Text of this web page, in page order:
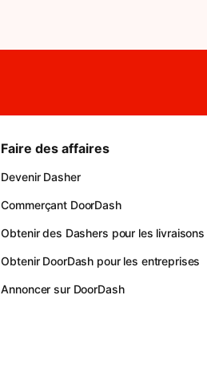
Faire des affaires
Devenir Dasher
Commerçant DoorDash
Obtenir des Dashers pour les livraisons
Obtenir DoorDash pour les entreprises
Annoncer sur DoorDash